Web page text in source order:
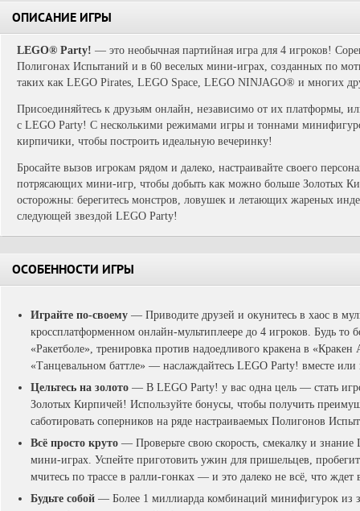
ОПИСАНИЕ ИГРЫ
LEGO® Party! — это необычная партийная игра для 4 игроков!
Полигонах Испытаний и в 60 веселых мини-играх, созданных по
таких как LEGO Pirates, LEGO Space, LEGO NINJAGO® и многих
Присоединяйтесь к друзьям онлайн, независимо от их платформы,
с LEGO Party! С несколькими режимами игры и тоннами
кирпичики, чтобы построить идеальную вечеринку!
Бросайте вызов игрокам рядом и далеко, настраивайте своего
потрясающих мини-игр, чтобы добыть как можно больше Золотых
осторожны: берегитесь монстров, ловушек и летающих жареных
следующей звездой LEGO Party!
ОСОБЕННОСТИ ИГРЫ
Играйте по-своему — Приводите друзей и окунитесь в хаос в
кроссплатформенном онлайн-мультиплеере до 4 игроков. Будь то
«Ракетболе», тренировка против надоедливого кракена в
«Танцевальном баттле» — наслаждайтесь LEGO Party! вместе
Цельтесь на золото — В LEGO Party! у вас одна цель — стать
Золотых Кирпичей! Используйте бонусы, чтобы получить
саботировать соперников на ряде настраиваемых Полигонов
Всё просто круто — Проверьте свою скорость, смекалку и
мини-играх. Успейте приготовить ужин для пришельцев,
мчитесь по трассе в ралли-гонках — и это далеко не всё, что
Будьте собой — Более 1 миллиарда комбинаций минифигурок из